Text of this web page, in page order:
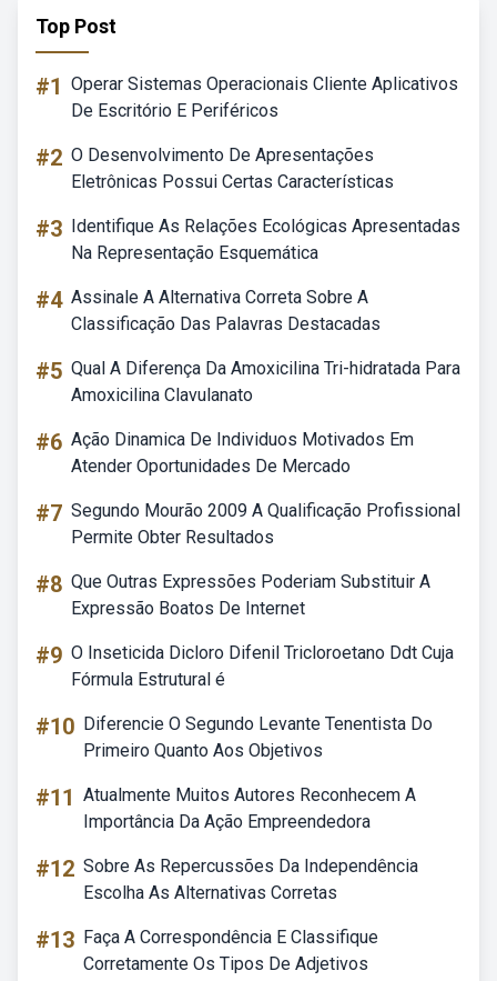
Top Post
#1 Operar Sistemas Operacionais Cliente Aplicativos
De Escritório E Periféricos
#2 O Desenvolvimento De Apresentações
Eletrônicas Possui Certas Características
#3 Identifique As Relações Ecológicas Apresentadas
Na Representação Esquemática
#4 Assinale A Alternativa Correta Sobre A
Classificação Das Palavras Destacadas
#5 Qual A Diferença Da Amoxicilina Tri-hidratada Para
Amoxicilina Clavulanato
#6 Ação Dinamica De Individuos Motivados Em
Atender Oportunidades De Mercado
#7 Segundo Mourão 2009 A Qualificação Profissional
Permite Obter Resultados
#8 Que Outras Expressões Poderiam Substituir A
Expressão Boatos De Internet
#9 O Inseticida Dicloro Difenil Tricloroetano Ddt Cuja
Fórmula Estrutural é
#10 Diferencie O Segundo Levante Tenentista Do
Primeiro Quanto Aos Objetivos
#11 Atualmente Muitos Autores Reconhecem A
Importância Da Ação Empreendedora
#12 Sobre As Repercussões Da Independência
Escolha As Alternativas Corretas
#13 Faça A Correspondência E Classifique
Corretamente Os Tipos De Adjetivos